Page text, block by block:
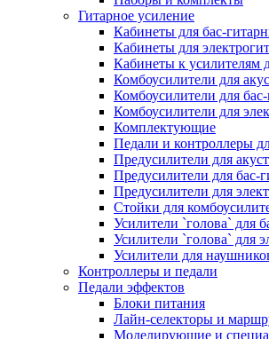
Гитарное усиление
Кабинеты для бас-
Кабинеты для
Кабинеты к усилителям
Комбоусилители для
Комбоусилители для бас-
Комбоусилители для
Комплектующие
Педали и контроллеры
Предусилители для
Предусилители для бас-
Предусилители для
Стойки для
Усилители `голова` для
Усилители `голова` для
Усилители для
Контроллеры и педали
Педали эффектов
Блоки питания
Лайн-селекторы и
Моделирующие и